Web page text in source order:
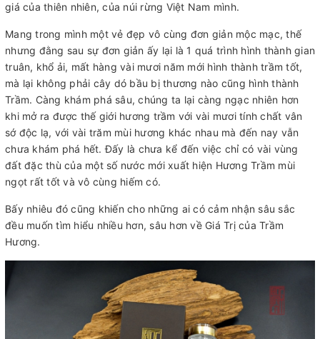
giá của thiên nhiên, của núi rừng Việt Nam mình.
Mang trong mình một vẻ đẹp vô cùng đơn giản mộc mạc, thế
nhưng đằng sau sự đơn giản ấy lại là 1 quá trình hình thành gian
truân, khổ ải, mất hàng vài mươi năm mới hình thành trầm tốt,
mà lại không phải cây dó bầu bị thương nào cũng hình thành
Trầm. Càng khám phá sâu, chúng ta lại càng ngạc nhiên hơn
khi mở ra được thế giới hương trầm với vài mươi tính chất vân
sớ độc lạ, với vài trăm mùi hương khác nhau mà đến nay vẫn
chưa khám phá hết. Đấy là chưa kể đến việc chỉ có vài vùng
đất đặc thù của một số nước mới xuất hiện Hương Trầm mùi
ngọt rất tốt và vô cùng hiếm có.
Bấy nhiêu đó cũng khiến cho những ai có cảm nhận sâu sắc
đều muốn tìm hiểu nhiều hơn, sâu hơn về Giá Trị của Trầm
Hương.